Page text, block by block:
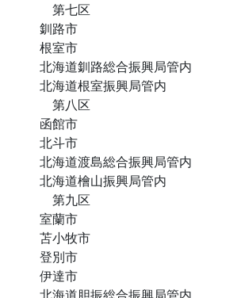
第七区
釧路市
根室市
北海道釧路総合振興局管内
北海道根室振興局管内
第八区
函館市
北斗市
北海道渡島総合振興局管内
北海道檜山振興局管内
第九区
室蘭市
苫小牧市
登別市
伊達市